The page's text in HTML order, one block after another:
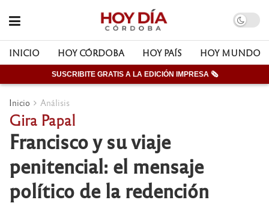
INICIO HOY CÓRDOBA HOY PAÍS HOY MUNDO
SUSCRIBITE GRATIS A LA EDICIÓN IMPRESA 🗞
Inicio Análisis
Gira Papal
Francisco y su viaje
penitencial: el mensaje
político de la redención